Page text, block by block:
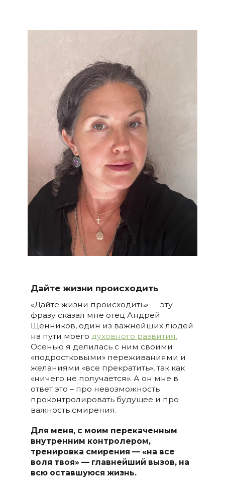
Дайте жизни происходить
«Дайте жизни происходить» — эту
фразу сказал мне отец Андрей
Щенников, один из важнейших людей
на пути моего духовного развития.
Осенью я делилась с ним своими
«подростковыми» переживаниями и
желаниями «все прекратить», так как
«ничего не получается». А он мне в
ответ это – про невозможность
проконтролировать будущее и про
важность смирения.
Для меня, с моим перекаченным
внутренним контролером,
тренировка смирения — «на все
воля твоя» — главнейший вызов, на
всю оставшуюся жизнь.